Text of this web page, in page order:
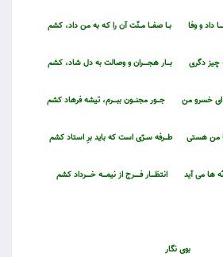
داد و وفا بــا صفـــا مـــنّت آن را كـه به من داد، كشم
نه چيز دگرى بــــار هجــــــران و وصالت به دل شاد، كشم
اى خسرو من جــــور مجنــــون ببـــــرم، تيشه فرهاد كشم
كه با من هستى طــــرفه ســرّى است كه بايد برِ استاد كشم
حادثه ها مى آيد انتظـــــار فـــــــرج از نيمـــــه خــــــرداد كشم
بوى نگار